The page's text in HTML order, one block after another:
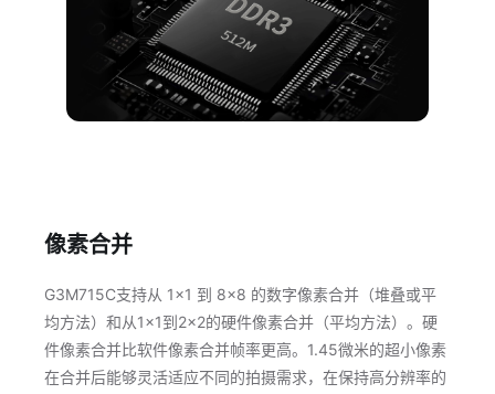
像素合并
G3M715C支持从 1×1 到 8×8 的数字像素合并（堆叠或平
均方法）和从1×1到2×2的硬件像素合并（平均方法）。硬
件像素合并比软件像素合并帧率更高。1.45微米的超小像素
在合并后能够灵活适应不同的拍摄需求，在保持高分辨率的